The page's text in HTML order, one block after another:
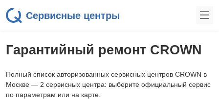
Сервисные центры
Гарантийный ремонт CROWN
Полный список авторизованных сервисных центров CROWN в
Москве — 2 сервисных центра: выберите официальный сервис
по параметрам или на карте.